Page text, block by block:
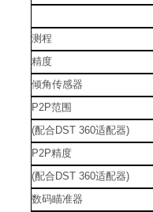
测程
精度
倾角传感器
P2P范围
(配合 DST 360适配器)
P2P精度
(配合 DST 360适配器)
数码瞄准器